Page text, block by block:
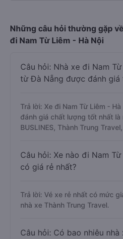
Những câu hỏi thường gặp
đi Nam Từ Liêm - Hà Nội
Câu hỏi: Nhà xe đi Nam
từ Đà Nẵng được đánh giá
Trả lời: Xe đi Nam Từ Liêm -
đánh giá chất lượng tốt nhất là
BUSLINES, Thành Trung
Câu hỏi: Xe nào đi Nam
có giá rẻ nhất?
Trả lời: Vé xe rẻ nhất có mức
nhà xe Thành Trung Travel.
Câu hỏi: Có bao nhiêu nhà